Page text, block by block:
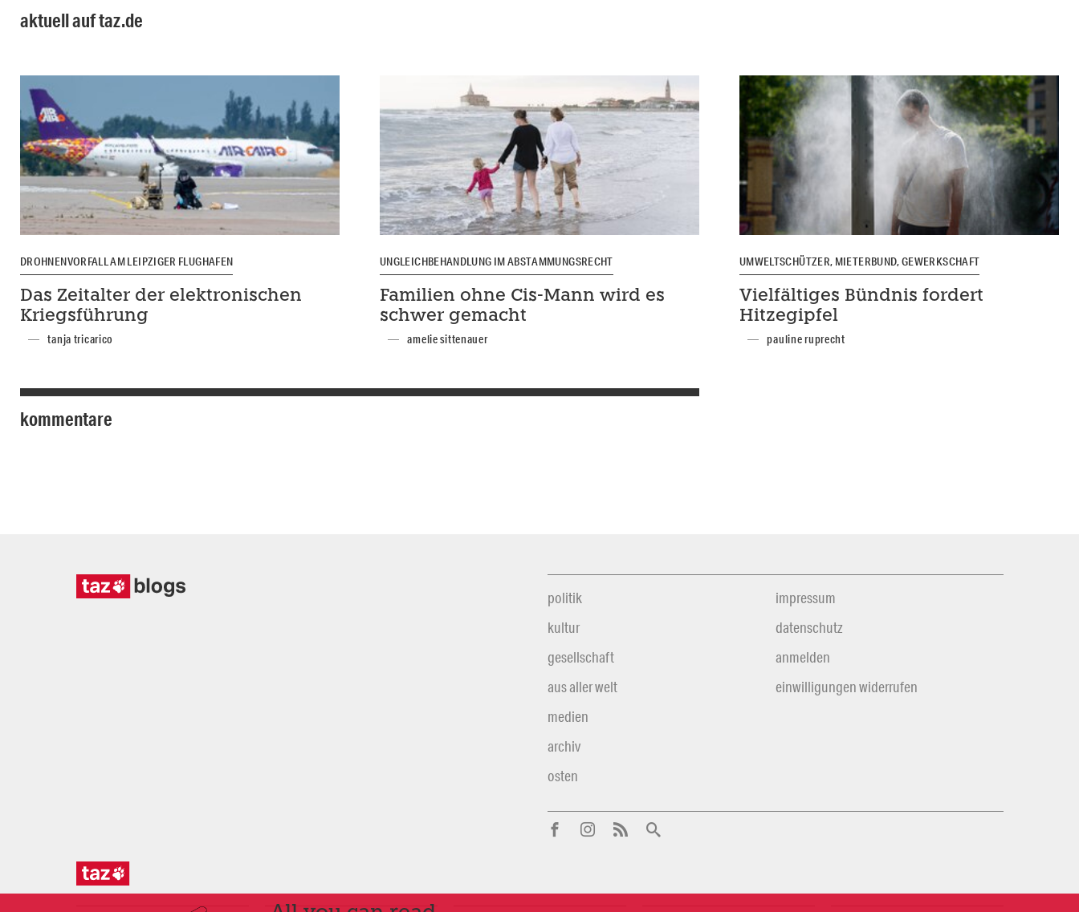
aktuell auf taz.de
DROHNENVORFALL AM LEIPZIGER FLUGHAFEN
Das Zeitalter der elektronischen
Kriegsführung
tanja tricarico
UNGLEICHBEHANDLUNG IM ABSTAMMUNGSRECHT
Familien ohne Cis-Mann wird es
schwer gemacht
amelie sittenauer
UMWELTSCHÜTZER, MIETERBUND, GEWERKSCHAFT
Vielfältiges Bündnis fordert
Hitzegipfel
pauline ruprecht
kommentare
politik
kultur
gesellschaft
aus aller welt
medien
archiv
osten
impressum
datenschutz
anmelden
einwilligungen widerrufen